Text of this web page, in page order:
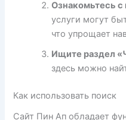
Ознакомьтесь с
услуги могут
что упрощает
Ищите раздел
здесь можно
Как использовать поиск
Сайт Пин Ап обладает